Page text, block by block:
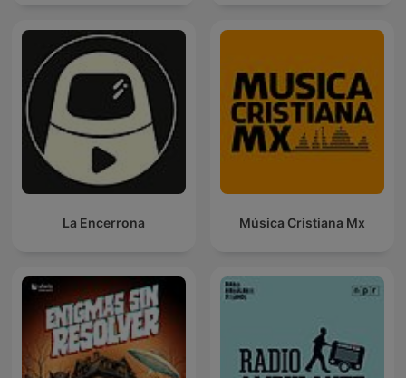
La Encerrona Música Cristiana Mx